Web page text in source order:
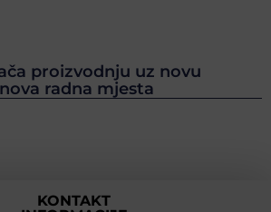
proizvodnju uz novu
radna mjesta
KONTAKT